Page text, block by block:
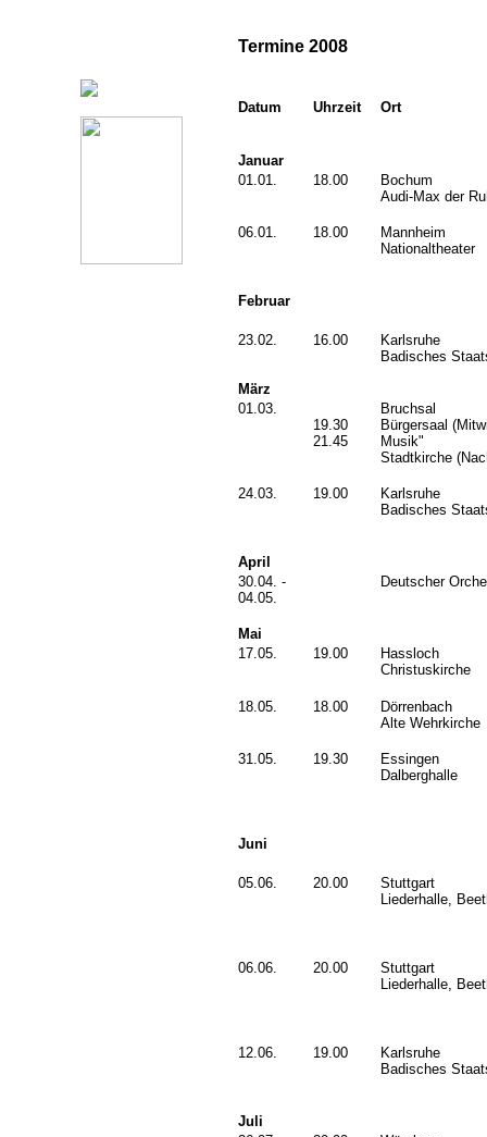
Termine 2008
Datum Uhrzeit Ort
Januar
01.01.
18.00
Bochum
Audi-Max der
06.01. 18.00
Mannheim
Nationaltheater
Februar
23.02. 16.00
Karlsruhe
Badisches
März
01.03.
19.30
21.45
Bruchsal
Bürgersaal
Musik"
Stadtkirche
24.03. 19.00
Karlsruhe
Badisches
April
30.04. -
04.05.
Deutscher
Mai
17.05.
19.00
Hassloch
Christuskirche
18.05. 18.00
Dörrenbach
Alte Wehrkirche
31.05. 19.30
Essingen
Dalberghalle
Juni
05.06. 20.00
Stuttgart
Liederhalle,
06.06. 20.00
Stuttgart
Liederhalle,
12.06. 19.00
Karlsruhe
Badisches
Juli